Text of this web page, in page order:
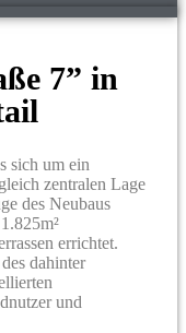
7” in
sich um ein
zentralen Lage
des Neubaus
errichtet.
dahinter
und